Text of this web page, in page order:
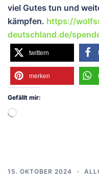
viel Gutes tun und
kämpfen. https://
deutschland.de/
twittern
merken
Gefällt mir:
Wird
15. OKTOBER 2024